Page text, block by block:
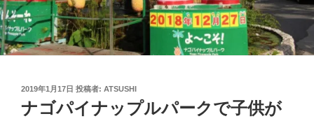
投
日:
2019年1月17日 投稿者: ATSUSHI
ナゴパイナップルパークで子供が